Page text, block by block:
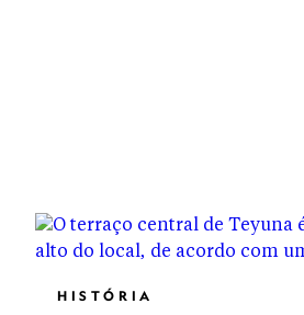
HISTÓRIA